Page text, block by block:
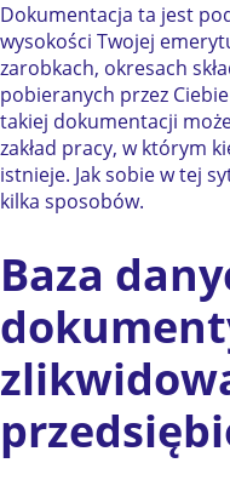
Dokumentacja ta jest
wysokości Twojej
zarobkach, okresach
pobieranych przez
takiej dokumentacji
zakład pracy, w którym
istnieje. Jak sobie w tej
kilka sposobów.
Baza